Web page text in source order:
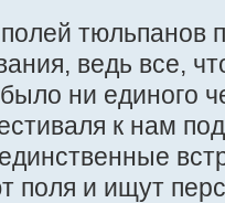
тюльпанов
ведь все,
ни единого
к нам
поля и ищут